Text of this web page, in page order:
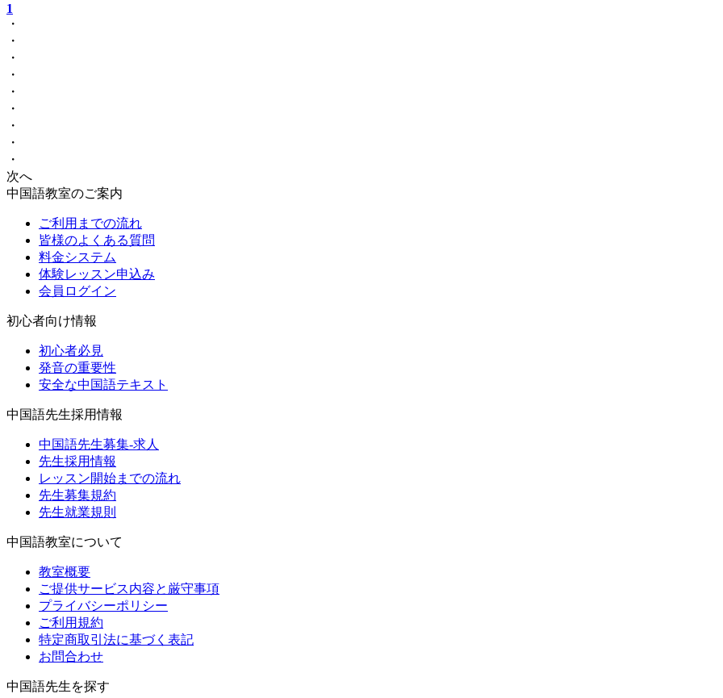
1
・
・
・
・
・
・
・
・
・
次へ
中国語教室のご案内
ご利用までの流れ
皆様のよくある質問
料金システム
体験レッスン申込み
会員ログイン
初心者向け情報
初心者必見
発音の重要性
安全な中国語テキスト
中国語先生採用情報
中国語先生募集-求人
先生採用情報
レッスン開始までの流れ
先生募集規約
先生就業規則
中国語教室について
教室概要
ご提供サービス内容と厳守事項
プライバシーポリシー
ご利用規約
特定商取引法に基づく表記
お問合わせ
中国語先生を探す